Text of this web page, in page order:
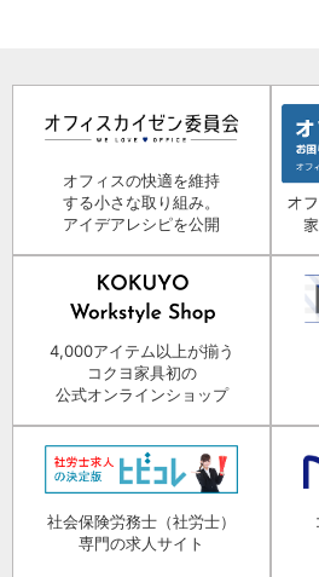
オフィスの快適を維持
する小さな取り組み。
アイデアレシピを公開
4,000アイテム以上が揃う
コクヨ家具初の
公式オンラインショップ
社会保険労務士（社労士）
専門の求人サイト